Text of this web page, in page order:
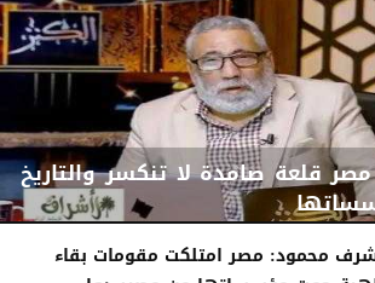
قلعة صامدة لا تنكسر والتاريخ
محمود: مصر امتلكت مقومات بقاء